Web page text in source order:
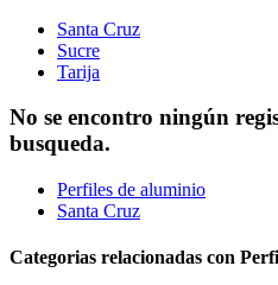
Santa Cruz
Sucre
Tarija
No se encontro ningún
busqueda.
Perfiles de aluminio
Santa Cruz
Categorias relacionadas con